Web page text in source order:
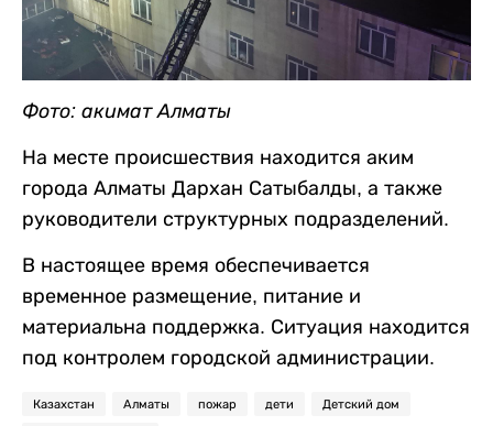
Фото: акимат Алматы
На месте происшествия находится аким
города Алматы Дархан Сатыбалды, а также
руководители структурных подразделений.
В настоящее время обеспечивается
временное размещение, питание и
материальна поддержка. Ситуация находится
под контролем городской администрации.
Казахстан Алматы пожар дети Детский дом